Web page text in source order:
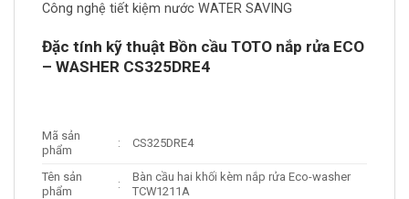
Công nghệ tiết kiệm nước WATER SAVING
Đặc tính kỹ thuật Bồn cầu TOTO nắp rửa ECO
– WASHER CS325DRE4
Mã sản
phẩm
: CS325DRE4
Tên sản
phẩm
:
Bàn cầu hai khối kèm nắp rửa Eco-washer
TCW1211A